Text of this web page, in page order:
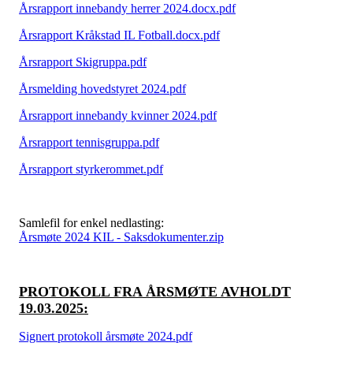
Årsrapport innebandy herrer 2024.docx.pdf
Årsrapport Kråkstad IL Fotball.docx.pdf
Årsrapport Skigruppa.pdf
Årsmelding hovedstyret 2024.pdf
Årsrapport innebandy kvinner 2024.pdf
Årsrapport tennisgruppa.pdf
Årsrapport styrkerommet.pdf
Samlefil for enkel nedlasting:
Årsmøte 2024 KIL - Saksdokumenter.zip
PROTOKOLL FRA ÅRSMØTE AVHOLDT
19.03.2025:
Signert protokoll årsmøte 2024.pdf